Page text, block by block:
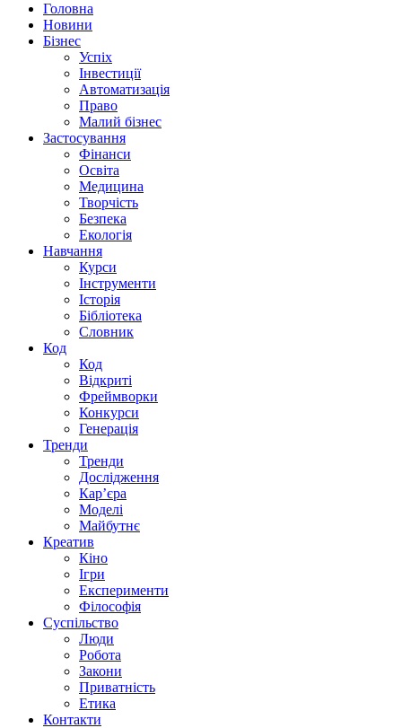
Головна
Новини
Бізнес
Успіх
Інвестиції
Автоматизація
Право
Малий бізнес
Застосування
Фінанси
Освіта
Медицина
Творчість
Безпека
Екологія
Навчання
Курси
Інструменти
Історія
Бібліотека
Словник
Код
Код
Відкриті
Фреймворки
Конкурси
Генерація
Тренди
Тренди
Дослідження
Кар’єра
Моделі
Майбутнє
Креатив
Кіно
Ігри
Експерименти
Філософія
Суспільство
Люди
Робота
Закони
Приватність
Етика
Контакти